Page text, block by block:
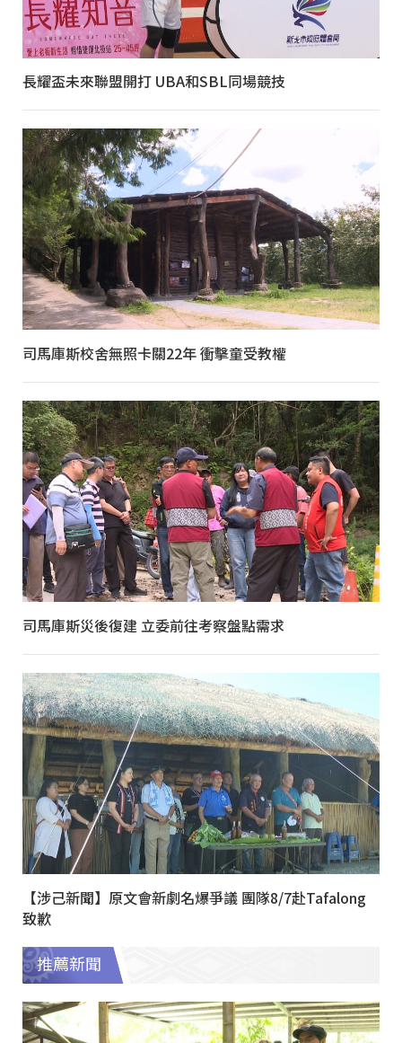
長耀盃未來聯盟開打 UBA和SBL同場競技
司馬庫斯校舍無照卡關22年 衝擊童受教權
司馬庫斯災後復建 立委前往考察盤點需求
【涉己新聞】原文會新劇名爆爭議 團隊8/7赴Tafalong
致歉
推薦新聞